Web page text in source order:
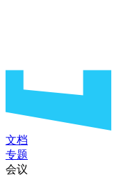
文档
专题
会议